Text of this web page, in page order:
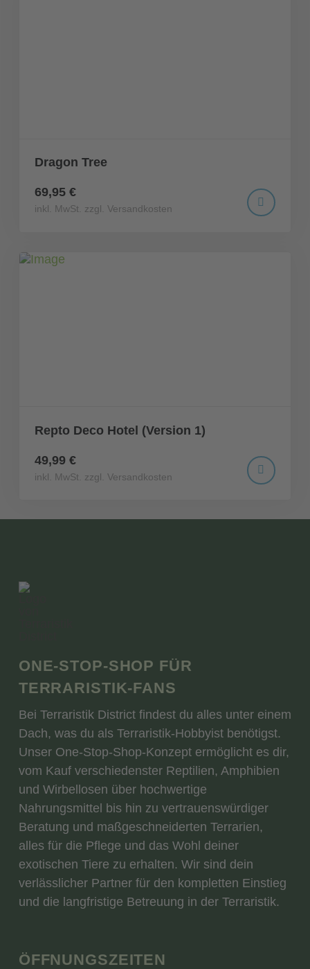
Dragon Tree
69,95 €
inkl. MwSt. zzgl. Versandkosten
Repto Deco Hotel (Version 1)
49,99 €
inkl. MwSt. zzgl. Versandkosten
ONE-STOP-SHOP FÜR
TERRARISTIK-FANS
Bei Terraristik District findest du alles unter einem
Dach, was du als Terraristik-Hobbyist benötigst.
Unser One-Stop-Shop-Konzept ermöglicht es dir,
vom Kauf verschiedenster Reptilien, Amphibien
und Wirbellosen über hochwertige
Nahrungsmittel bis hin zu vertrauenswürdiger
Beratung und maßgeschneiderten Terrarien,
alles für die Pflege und das Wohl deiner
exotischen Tiere zu erhalten. Wir sind dein
verlässlicher Partner für den kompletten Einstieg
und die langfristige Betreuung in der Terraristik.
ÖFFNUNGSZEITEN